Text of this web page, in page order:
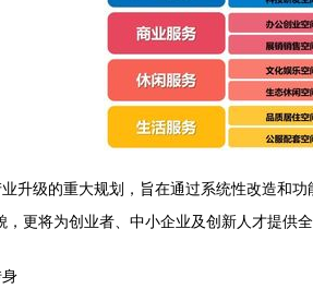
升级的重大规划，旨在通过系统性改造和
更将为创业者、中小企业及创新人才提供